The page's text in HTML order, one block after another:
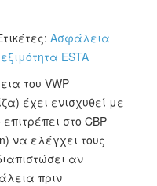
Ασφάλεια
ESTA
του VWP
έχει ενισχυθεί με
στο CBP
να ελέγχει τους
αν
πριν